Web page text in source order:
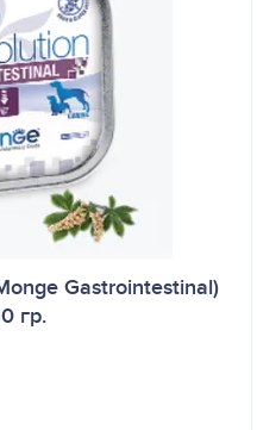
Gastrointestinal)
гр.